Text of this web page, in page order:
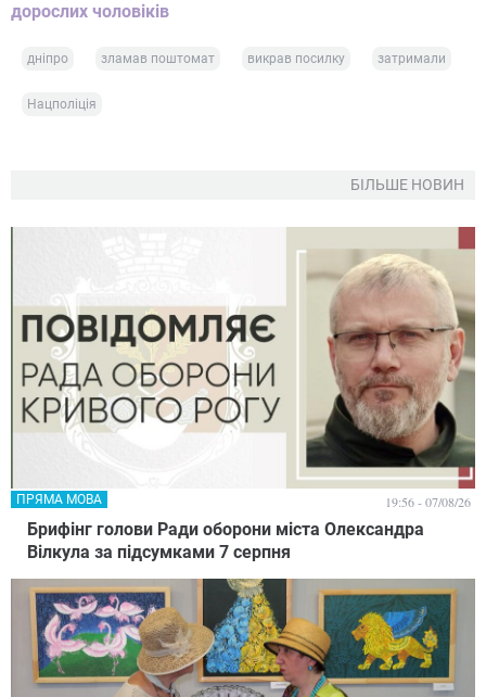
дорослих чоловіків
дніпро зламав поштомат викрав посилку затримали
Нацполіція
БІЛЬШЕ НОВИН
Брифінг голови Ради оборони міста Олександра
Вілкула за підсумками 7 серпня
ПРЯМА МОВА 19:56 - 07/08/26